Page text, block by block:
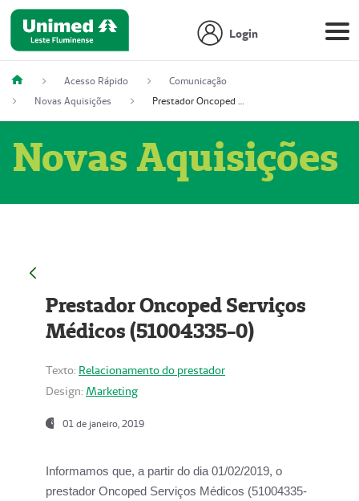
Login
Acesso Rápido
Comunicação
Novas Aquisições
Prestador Oncoped Serviços Médicos (51004335-0)
Novas Aquisições
Prestador Oncoped Serviços
Médicos (51004335-0)
Texto: Relacionamento do prestador
Design: Marketing
01 de janeiro, 2019
Informamos que, a partir do dia 01/02/2019, o
prestador Oncoped Serviços Médicos (51004335-